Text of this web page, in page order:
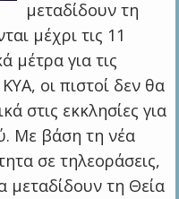
μεταδίδουν τη
μέχρι τις 11
μέτρα για τις
οι πιστοί δεν θα
στις εκκλησίες για
Με βάση τη νέα
σε τηλεοράσεις,
μεταδίδουν τη Θεία